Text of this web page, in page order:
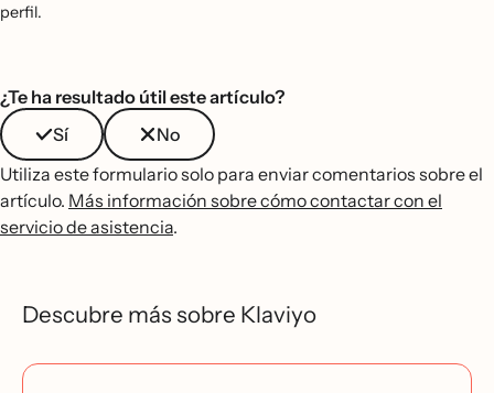
perfil.
¿Te ha resultado útil este artículo?
Sí
No
Utiliza este formulario solo para enviar comentarios sobre el
artículo. Más información sobre cómo contactar con el
servicio de asistencia.
Descubre más sobre Klaviyo